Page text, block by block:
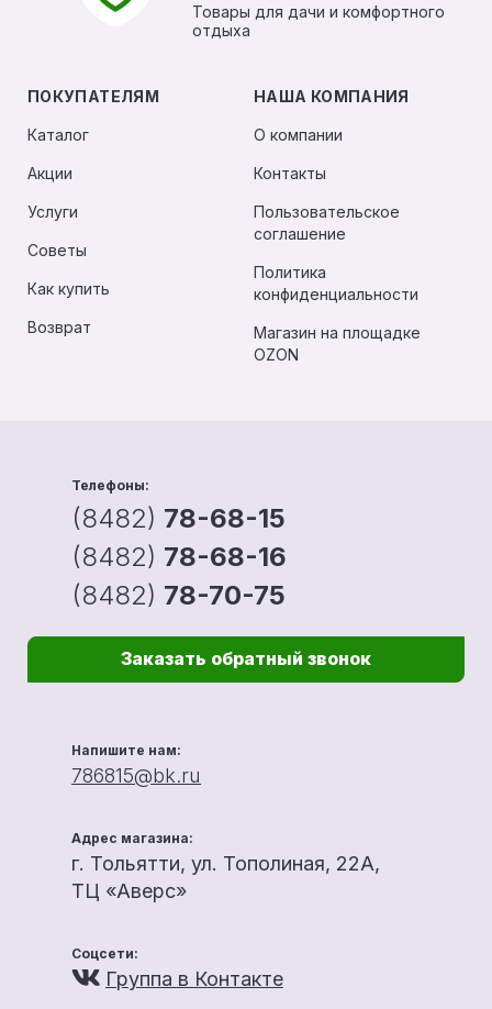
Товары для дачи и комфортного
отдыха
ПОКУПАТЕЛЯМ
Каталог
Акции
Услуги
Советы
Как купить
Возврат
НАША КОМПАНИЯ
О компании
Контакты
Пользовательское
соглашение
Политика
конфиденциальности
Магазин на площадке
OZON
Телефоны:
(8482) 78-68-15
(8482) 78-68-16
(8482) 78-70-75
Заказать обратный звонок
Напишите нам:
786815@bk.ru
Адрес магазина:
г. Тольятти, ул. Тополиная, 22А,
ТЦ «Аверс»
Соцсети:
Группа в Контакте